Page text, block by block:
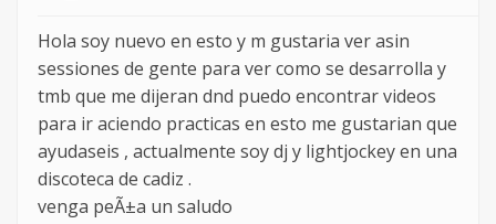
Hola soy nuevo en esto y m gustaria ver asin
sessiones de gente para ver como se desarrolla y
tmb que me dijeran dnd puedo encontrar videos
para ir aciendo practicas en esto me gustarian que
ayudaseis , actualmente soy dj y lightjockey en una
discoteca de cadiz .
venga peÃ±a un saludo